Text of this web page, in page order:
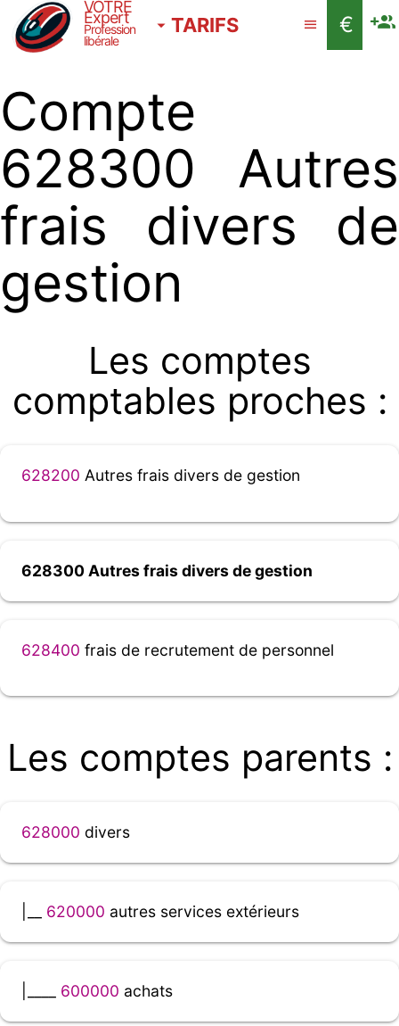
VOTRE
Expert
Profession
libérale
TARIFS €
Compte
628300 Autres
frais divers de
gestion
Les comptes
comptables proches :
628200 Autres frais divers de gestion
628300 Autres frais divers de gestion
628400 frais de recrutement de personnel
Les comptes parents :
628000 divers
620000 autres services extérieurs
600000 achats